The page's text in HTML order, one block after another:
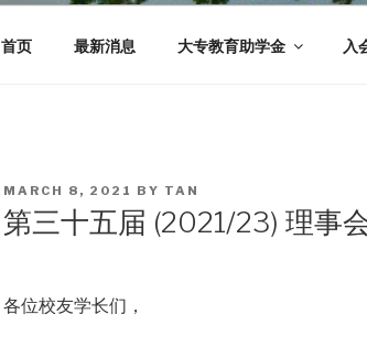
首页 最新消息 大专教育助学金 入
POSTED
ON
MARCH 8, 2021 BY TAN
第三十五届 (2021/23) 理事
各位校友学长们，